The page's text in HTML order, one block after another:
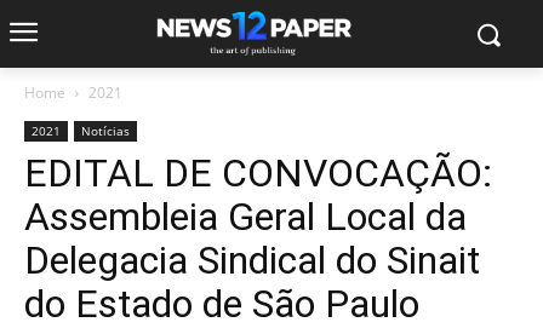
Home 2021
2021 Notícias
EDITAL DE CONVOCAÇÃO:
Assembleia Geral Local da
Delegacia Sindical do Sinait
do Estado de São Paulo